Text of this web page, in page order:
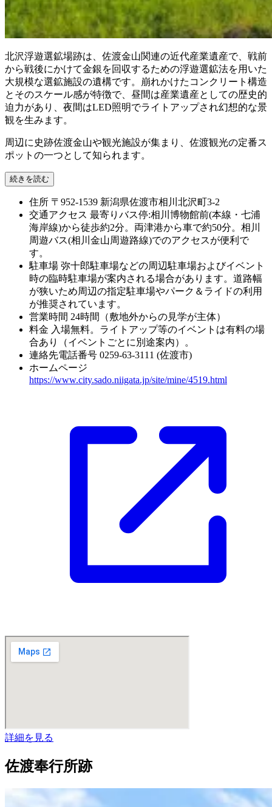
北沢浮遊選鉱場跡は、佐渡金山関連の近代産業遺産で、戦前
から戦後にかけて金銀を回収するための浮遊選鉱法を用いた
大規模な選鉱施設の遺構です。崩れかけたコンクリート構造
とそのスケール感が特徴で、昼間は産業遺産としての歴史的
迫力があり、夜間はLED照明でライトアップされ幻想的な景
観を生みます。
周辺に史跡佐渡金山や観光施設が集まり、佐渡観光の定番ス
ポットの一つとして知られます。
続きを読む
住所 〒952-1539 新潟県佐渡市相川北沢町3-2
交通アクセス 最寄りバス停:相川博物館前(本線・七浦
海岸線)から徒歩約2分。両津港から車で約50分。相川
周遊バス(相川金山周遊路線)でのアクセスが便利で
す。
駐車場 弥十郎駐車場などの周辺駐車場およびイベント
時の臨時駐車場が案内される場合があります。道路幅
が狭いため周辺の指定駐車場やパーク＆ライドの利用
が推奨されています。
営業時間 24時間（敷地外からの見学が主体）
料金 入場無料。ライトアップ等のイベントは有料の場
合あり（イベントごとに別途案内）。
連絡先電話番号 0259-63-3111 (佐渡市)
ホームページ
https://www.city.sado.niigata.jp/site/mine/4519.html
詳細を見る
佐渡奉行所跡